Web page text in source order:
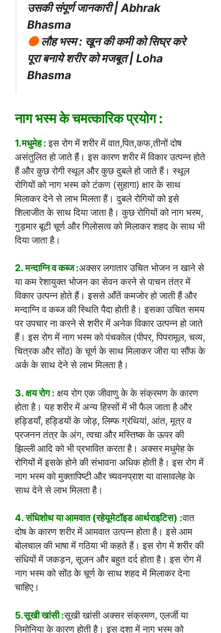
उसकी संपूर्ण जानकारी | Abhrak
Bhasma
⚫लौह भस्म : खून की कमी को सिघ्र करे
पूरा बनाये शरीर को मजबूत | Loha
Bhasma
नाग भस्म के चमत्कारिक प्रयोग :
1.मधुमेह : इस रोग में शरीर में वात,पित,कफ,तीनों दोष
असंतुलित हो जाते हैं। इस कारण शरीर में विकार उत्पन्न होते
हैं और कुछ रोगी स्थूल और कुछ दुबले हो जाते हैं। स्थूल
रोगियों को नाग भस्म को टंकण (सुहागा) क्षार के साथ
मिलाकर देने से लाभ मिलता हैं। दुबले रोगियों को इसे
शिलाजीत के साथ दिया जाता है। कुछ रोगियों को नाग भस्म,
गुड़मार बूटी चूर्ण और गिलोसत्व को मिलाकर शहद के साथ भी
दिया जाता है।
2. मन्दाग्नि व कब्ज :अक्सर लगातार उचित भोजन न खाने से
या कम रेशायुक्त भोजन का सेवन करने से पाचन तंत्र में
विकार उत्पन्न होते हैं। इससे आँतें कमजोर हो जाती हैं और
मन्दाग्नि व कब्ज की स्थिति पैदा होती है। इसका उचित समय
पर उपचार ना करने से शरीर में अनेक विकार उत्पन्न हो जाते
हैं। इस रोग में नाग भस्म को पंचकोल (पीपर, पिपरामूल, चव्य,
चित्रक और सोंठ) के चूर्ण के साथ मिलाकर जीरा या सौंफ के
अर्क के साथ देने से लाभ मिलता है।
3. क्षय रोग : क्षय रोग एक जीवाणु के के संक्रमण के कारण
होता है। यह शरीर में अन्य हिस्सों में भी फैल जाता है और
हड्डियाँ, हड्डियों के जोड़, लिम्फ ग्रंथियां, आंत, मूत्र व
प्रजनन तंत्र के अंग, त्वचा और मस्तिष्क के ऊपर की
झिल्ली आदि को भी प्रभावित करता है। अक्सर मधुमेह के
रोगियों में इसके होने की संभावना अधिक होती है। इस रोग में
नाग भस्म को मुक्तापिष्टी और च्यवनप्राश या वासावलेह के
साथ देने से लाभ मिलता है।
4. संधिशोथ या आमवात (रहेयूमेटॉइड आर्थराइटिस) :वात
दोष के कारण शरीर में आमवात उत्पन्न होता है। इसे आम
बोलचाल की भाषा में गठिया भी कहते हैं। इस रोग में शरीर की
संधियों में जकड़न, सूजन और बहुत दर्द होता है। इस रोग में
नाग भस्म को सोंठ के चूर्ण के साथ शहद में मिलाकर देना
चाहिए।
5.सूखी खांसी :सूखी खांसी अक्सर संक्रमण, एलर्जी या
निमोनिया के कारण होती है। इस दशा में नाग भस्म को